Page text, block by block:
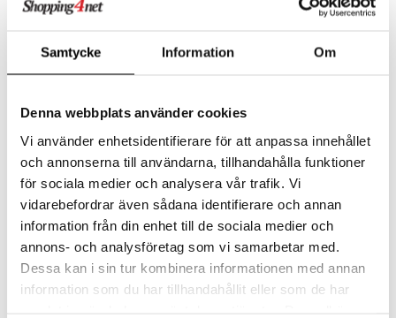
Samtycke Information Om
Denna webbplats använder cookies
Vi använder enhetsidentifierare för att anpassa innehållet
och annonserna till användarna, tillhandahålla funktioner
för sociala medier och analysera vår trafik. Vi
vidarebefordrar även sådana identifierare och annan
information från din enhet till de sociala medier och
annons- och analysföretag som vi samarbetar med.
Dessa kan i sin tur kombinera informationen med annan
information som du har tillhandahållit eller som de har
Biotherm Homme Comfort
BIOTHERM
Erittäin rauhoittava ja kosteuttava after- shave sarjasta Biotherm Homme
49,95 €
Biotherm Homme Force
Supreme Black Mask
BIOTHERM
Biotherm yönaamio miehille
93,95 €
-28%